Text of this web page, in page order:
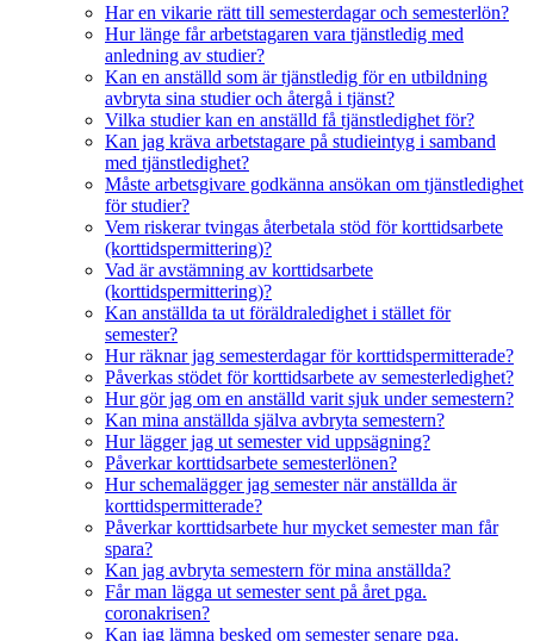
Har en vikarie rätt till semesterdagar och semesterlön?
Hur länge får arbetstagaren vara tjänstledig med
anledning av studier?
Kan en anställd som är tjänstledig för en utbildning
avbryta sina studier och återgå i tjänst?
Vilka studier kan en anställd få tjänstledighet för?
Kan jag kräva arbetstagare på studieintyg i samband
med tjänstledighet?
Måste arbetsgivare godkänna ansökan om tjänstledighet
för studier?
Vem riskerar tvingas återbetala stöd för korttidsarbete
(korttidspermittering)?
Vad är avstämning av korttidsarbete
(korttidspermittering)?
Kan anställda ta ut föräldraledighet i stället för
semester?
Hur räknar jag semesterdagar för korttidspermitterade?
Påverkas stödet för korttidsarbete av semesterledighet?
Hur gör jag om en anställd varit sjuk under semestern?
Kan mina anställda själva avbryta semestern?
Hur lägger jag ut semester vid uppsägning?
Påverkar korttidsarbete semesterlönen?
Hur schemalägger jag semester när anställda är
korttidspermitterade?
Påverkar korttidsarbete hur mycket semester man får
spara?
Kan jag avbryta semestern för mina anställda?
Får man lägga ut semester sent på året pga.
coronakrisen?
Kan jag lämna besked om semester senare pga.